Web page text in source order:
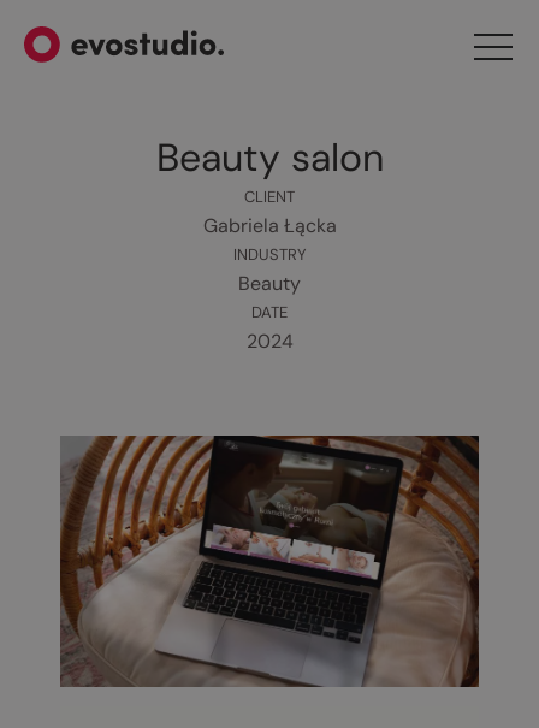
Beauty salon
CLIENT
Gabriela Łącka
INDUSTRY
Beauty
DATE
2024